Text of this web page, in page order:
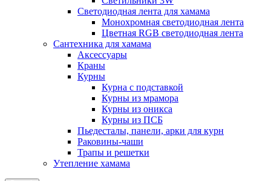
Светодиодная лента для хамама
Монохромная светодиодная лента
Цветная RGB светодиодная лента
Сантехника для хамама
Аксессуары
Краны
Курны
Курна с подставкой
Курны из мрамора
Курны из оникса
Курны из ПСБ
Пьедесталы, панели, арки для курн
Раковины-чаши
Трапы и решетки
Утепление хамама